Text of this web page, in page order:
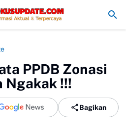
Cigombong Gelar Upacara
PPDB Zonasi
Ngakak !!!
Bagikan